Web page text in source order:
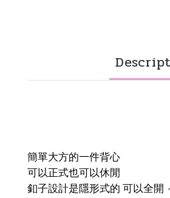
簡單大方的一件背心
可以正式也可以休閒
釦子設計是隱形式的 可以全開